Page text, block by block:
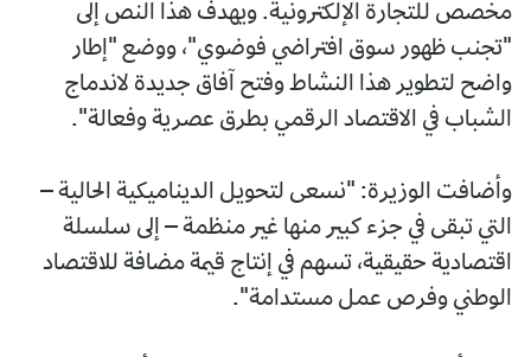
مخصص للتجارة الإلكترونية. ويهدف هذا النص إلى
"تجنب ظهور سوق افتراضي فوضوي"، ووضع "إطار
واضح لتطوير هذا النشاط وفتح آفاق جديدة لاندماج
الشباب في الاقتصاد الرقمي بطرق عصرية وفعالة".
وأضافت الوزيرة: "نسعى لتحويل الديناميكية الحالية –
التي تبقى في جزء كبير منها غير منظمة – إلى سلسلة
اقتصادية حقيقية، تسهم في إنتاج قيمة مضافة للاقتصاد
الوطني وفرص عمل مستدامة".